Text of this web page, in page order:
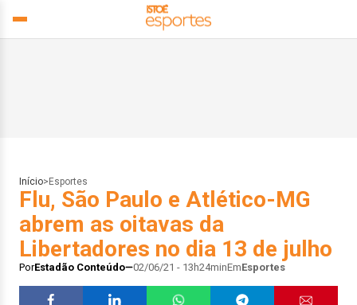
Início> Esportes
Flu, São Paulo e Atlético-MG
abrem as oitavas da
Libertadores no dia 13 de julho
PorEstadão Conteúdo 02/06/21 - 13h24minEmEsportes